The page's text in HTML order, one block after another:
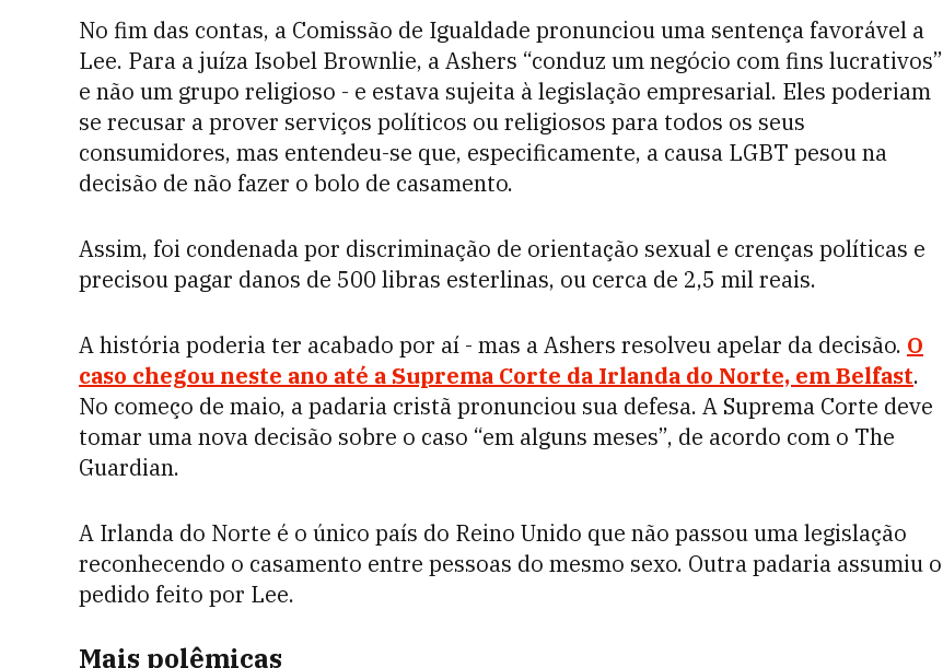
No fim das contas, a Comissão de Igualdade pronunciou uma sentença favorável a
Lee. Para a juíza Isobel Brownlie, a Ashers “conduz um negócio com fins lucrativos”
e não um grupo religioso - e estava sujeita à legislação empresarial. Eles poderiam
se recusar a prover serviços políticos ou religiosos para todos os seus
consumidores, mas entendeu-se que, especificamente, a causa LGBT pesou na
decisão de não fazer o bolo de casamento.
Assim, foi condenada por discriminação de orientação sexual e crenças políticas e
precisou pagar danos de 500 libras esterlinas, ou cerca de 2,5 mil reais.
A história poderia ter acabado por aí - mas a Ashers resolveu apelar da decisão. O
caso chegou neste ano até a Suprema Corte da Irlanda do Norte, em Belfast.
No começo de maio, a padaria cristã pronunciou sua defesa. A Suprema Corte deve
tomar uma nova decisão sobre o caso “em alguns meses”, de acordo com o The
Guardian.
A Irlanda do Norte é o único país do Reino Unido que não passou uma legislação
reconhecendo o casamento entre pessoas do mesmo sexo. Outra padaria assumiu o
pedido feito por Lee.
Mais polêmicas